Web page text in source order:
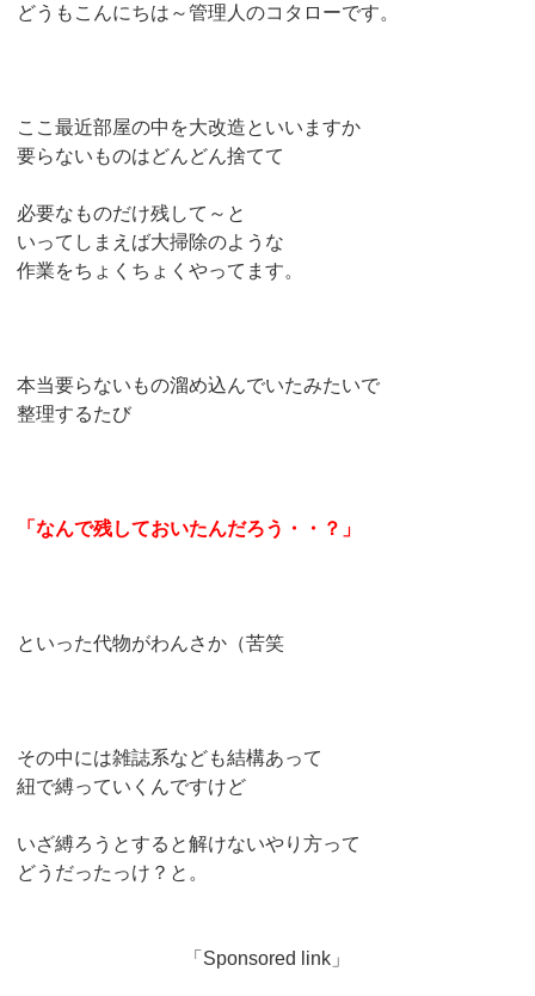
どうもこんにちは～管理人のコタローです。
ここ最近部屋の中を大改造といいますか
要らないものはどんどん捨てて
必要なものだけ残して～と
いってしまえば大掃除のような
作業をちょくちょくやってます。
本当要らないもの溜め込んでいたみたいで
整理するたび
「なんで残しておいたんだろう・・？」
といった代物がわんさか（苦笑
その中には雑誌系なども結構あって
紐で縛っていくんですけど
いざ縛ろうとすると解けないやり方って
どうだったっけ？と。
「Sponsored link」